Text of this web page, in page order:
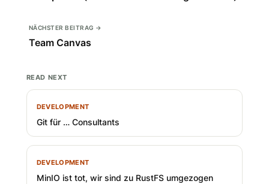
NÄCHSTER BEITRAG →
Team Canvas
READ NEXT
DEVELOPMENT
Git für … Consultants
DEVELOPMENT
MinIO ist tot, wir sind zu RustFS umgezogen